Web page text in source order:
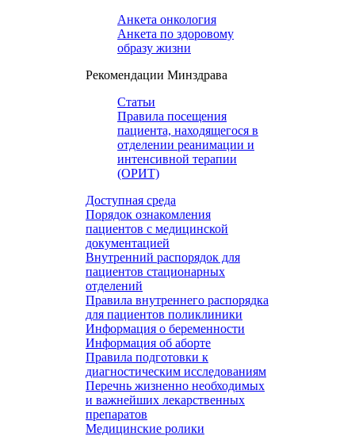
Анкета онкология
Анкета по здоровому
образу жизни
Рекомендации Минздрава
Статьи
Правила посещения
пациента, находящегося в
отделении реанимации и
интенсивной терапии
(ОРИТ)
Доступная среда
Порядок ознакомления
пациентов с медицинской
документацией
Внутренний распорядок для
пациентов стационарных
отделений
Правила внутреннего распорядка
для пациентов поликлиники
Информация о беременности
Информация об аборте
Правила подготовки к
диагностическим исследованиям
Перечнь жизненно необходимых
и важнейших лекарственных
препаратов
Медицинские ролики